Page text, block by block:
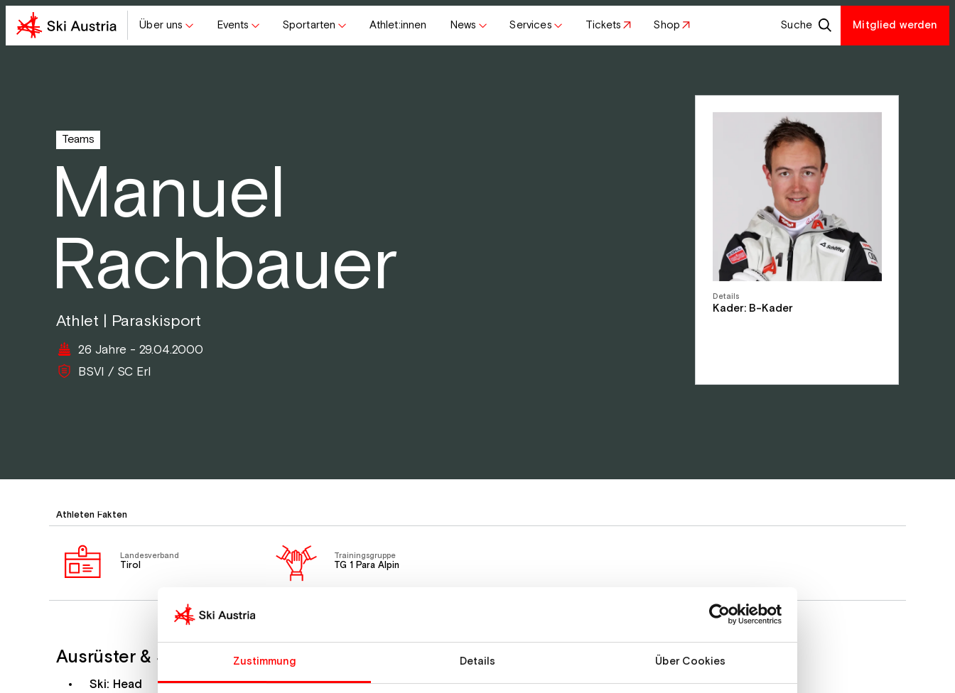
Zustimmung Details Über Cookies
Über uns Events Sportarten Athlet:innen News Services Tickets Shop Suche Mitglied werden
Teams
Manuel
Rachbauer
Athlet | Paraskisport
26 Jahre - 29.04.2000
BSVI / SC Erl
Details
Kader: B-Kader
Athleten Fakten
Landesverband
Tirol
Trainingsgruppe
TG 1 Para Alpin
Ausrüster & Sponsoren
Ski: Head